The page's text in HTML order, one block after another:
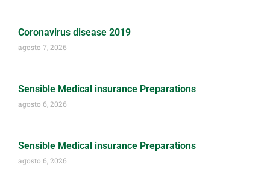
Coronavirus disease 2019
agosto 7, 2026
Sensible Medical insurance Preparations
agosto 6, 2026
Sensible Medical insurance Preparations
agosto 6, 2026